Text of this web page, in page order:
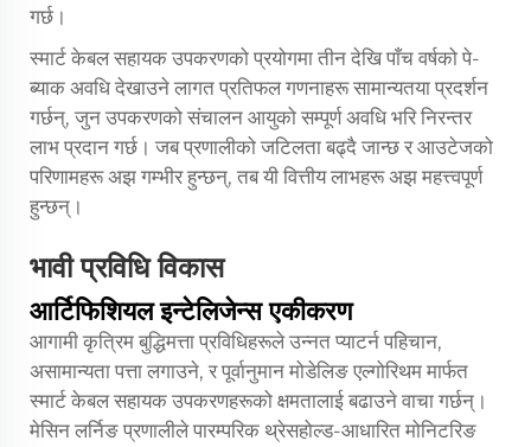
गर्छ।
स्मार्ट केबल सहायक उपकरणको प्रयोगमा तीन देखि पाँच वर्षको पे-
ब्याक अवधि देखाउने लागत प्रतिफल गणनाहरू सामान्यतया प्रदर्शन
गर्छन्, जुन उपकरणको संचालन आयुको सम्पूर्ण अवधि भरि निरन्तर
लाभ प्रदान गर्छ। जब प्रणालीको जटिलता बढ्दै जान्छ र आउटेजको
परिणामहरू अझ गम्भीर हुन्छन्, तब यी वित्तीय लाभहरू अझ महत्त्वपूर्ण
हुन्छन्।
भावी प्रविधि विकास
आर्टिफिशियल इन्टेलिजेन्स एकीकरण
आगामी कृत्रिम बुद्धिमत्ता प्रविधिहरूले उन्नत प्याटर्न पहिचान,
असामान्यता पत्ता लगाउने, र पूर्वानुमान मोडेलिङ एल्गोरिथम मार्फत
स्मार्ट केबल सहायक उपकरणहरूको क्षमतालाई बढाउने वाचा गर्छन्।
मेसिन लर्निङ प्रणालीले पारम्परिक थ्रेसहोल्ड-आधारित मोनिटरिङ